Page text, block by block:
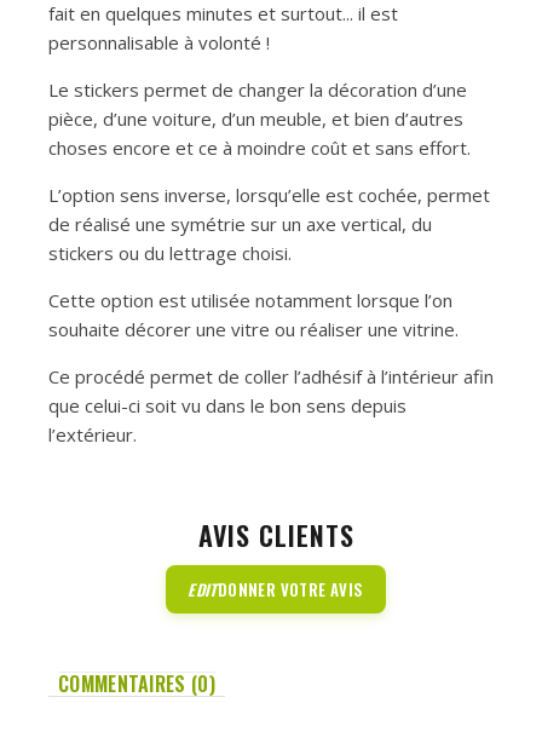
fait en quelques minutes et surtout... il est
personnalisable à volonté !
Le stickers permet de changer la décoration d’une
pièce, d’une voiture, d’un meuble, et bien d’autres
choses encore et ce à moindre coût et sans effort.
L’option sens inverse, lorsqu’elle est cochée, permet
de réalisé une symétrie sur un axe vertical, du
stickers ou du lettrage choisi.
Cette option est utilisée notamment lorsque l’on
souhaite décorer une vitre ou réaliser une vitrine.
Ce procédé permet de coller l’adhésif à l’intérieur afin
que celui-ci soit vu dans le bon sens depuis
l’extérieur.
AVIS CLIENTS
EDITDONNER VOTRE AVIS
COMMENTAIRES (0)